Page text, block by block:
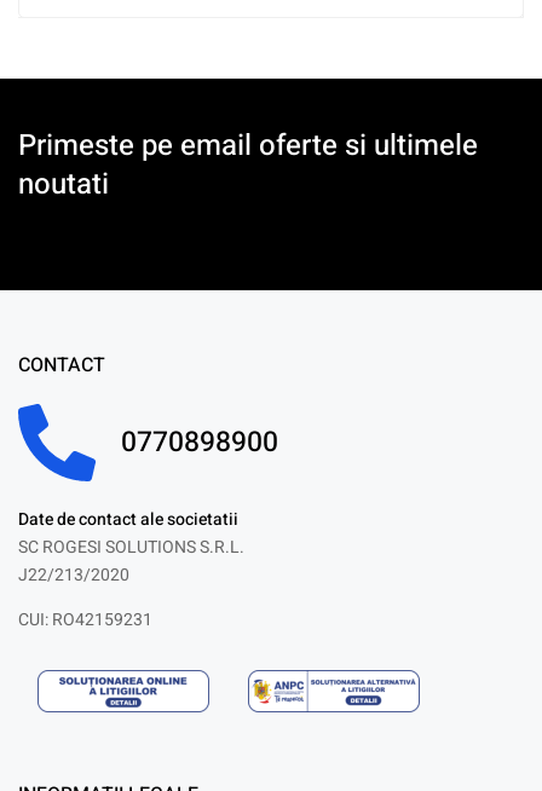
Primeste pe email oferte si ultimele
noutati
CONTACT
0770898900
Date de contact ale societatii
SC ROGESI SOLUTIONS S.R.L.
J22/213/2020
CUI: RO42159231